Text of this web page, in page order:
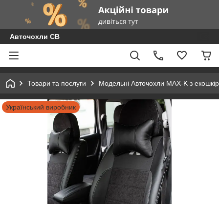
Авточохли СВ
Товари та послуги Модельні Авточохли MAX-K з
Український виробник